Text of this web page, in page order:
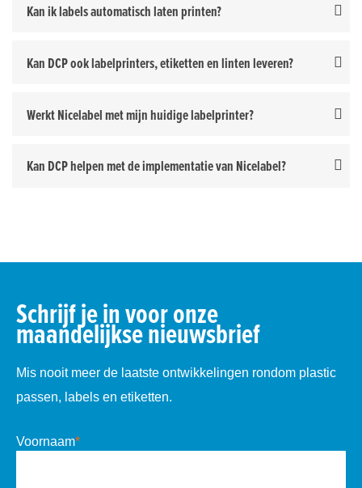
Kan ik labels automatisch laten printen?
Kan DCP ook labelprinters, etiketten en linten leveren?
Werkt Nicelabel met mijn huidige labelprinter?
Kan DCP helpen met de implementatie van Nicelabel?
Schrijf je in voor onze
maandelijkse nieuwsbrief
Mis nooit meer de laatste ontwikkelingen rondom plastic
passen, labels en etiketten.
Voornaam*